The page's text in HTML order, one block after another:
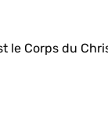
le Corps du